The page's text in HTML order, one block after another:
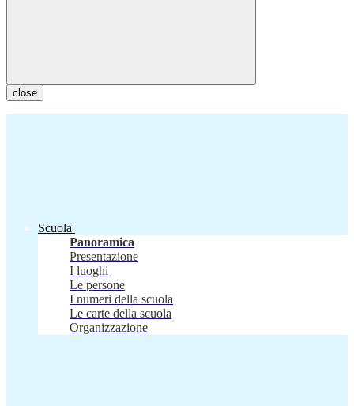
close
Scuola
Panoramica
Presentazione
I luoghi
Le persone
I numeri della scuola
Le carte della scuola
Organizzazione